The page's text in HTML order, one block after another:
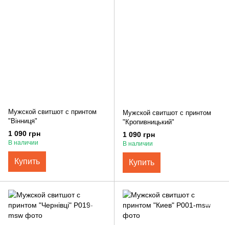
Мужской свитшот с принтом
"Вінниця"
1 090 грн
В наличии
Купить
Мужской свитшот с принтом
"Кропивницький"
1 090 грн
В наличии
Купить